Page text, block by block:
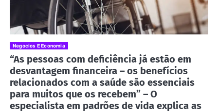
Negocios E Economia
“As pessoas com deficiência já estão em
desvantagem financeira – os benefícios
relacionados com a saúde são essenciais
para muitos que os recebem” – O
especialista em padrões de vida explica as